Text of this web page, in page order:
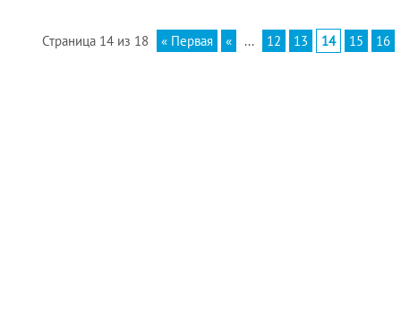
Страница 14 из 18 « Первая « ... 12 13 14 15 16